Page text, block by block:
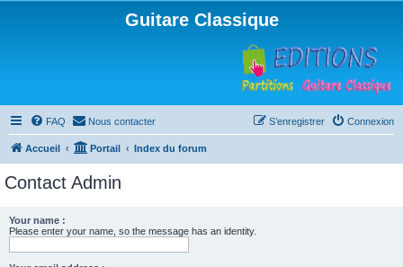
Guitare Classique
FAQ Nous contacter Connexion
S’enregistrer
Accueil Portail Index du forum
Contact Admin
Your name :
Please enter your name, so the message has an identity.